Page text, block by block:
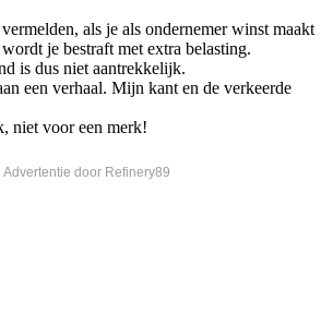
als je als ondernemer winst maakt
je bestraft met extra belasting.
is dus niet aantrekkelijk.
een verhaal. Mijn kant en de verkeerde
niet voor een merk!
door Refinery89